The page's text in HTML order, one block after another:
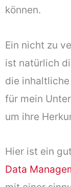
können.
Ein nicht zu
ist natürlich
die
für mein
um ihre
Hier ist ein
Data